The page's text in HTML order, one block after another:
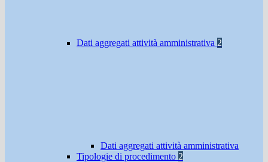
Dati aggregati attività amministrativa 2
Dati aggregati attività amministrativa
Tipologie di procedimento 2